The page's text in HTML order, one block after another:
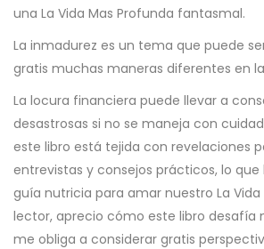
una La Vida Mas Profunda fantasmal.
La inmadurez es un tema que puede
gratis muchas maneras diferentes en
La locura financiera puede llevar a
desastrosas si no se maneja con
este libro está tejida con revelaciones
entrevistas y consejos prácticos, lo
guía nutricia para amar nuestro La Vida
lector, aprecio cómo este libro desafía
me obliga a considerar gratis